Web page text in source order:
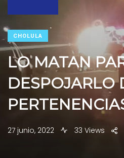
CHOLULA
LO MATAN
DESPOJARLO
27 junio, 2022 33 Views